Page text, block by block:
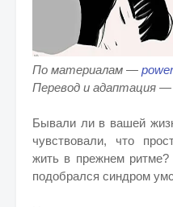
По материалам —
Перевод и адаптация —
Бывали ли в вашей
чувствовали, что
жить в прежнем
подобрался синдром